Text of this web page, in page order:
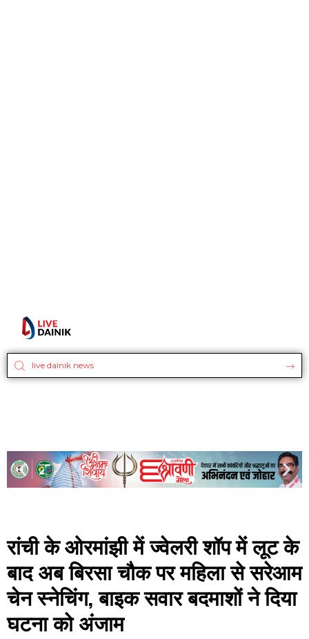
रांची के ओरमांझी में ज्वेलरी शॉप में लूट के
बाद अब बिरसा चौक पर महिला से सरेआम
चेन स्नेचिंग, बाइक सवार बदमाशों ने दिया
घटना को अंजाम